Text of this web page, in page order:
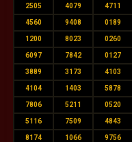
2505 4079 4711
4560 9408 0189
1200 8023 0260
6097 7842 0127
3889 3173 4103
4104 1403 5878
7806 5211 0520
5116 7509 4843
8174 1066 9756